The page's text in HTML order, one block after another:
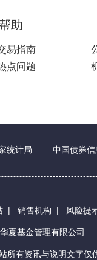
助
易指南
点问题
统计局 中国债券信
| 销售机构 | 风险提
华夏基金管理有限公司
所有资讯与说明文字仅